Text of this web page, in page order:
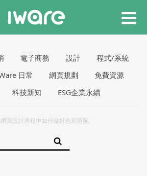
電子商務 設計
程式/系統
日常 網頁規劃
免費資源
科技新知 ESG企業永續
網頁設計過程中如何做好色彩搭配